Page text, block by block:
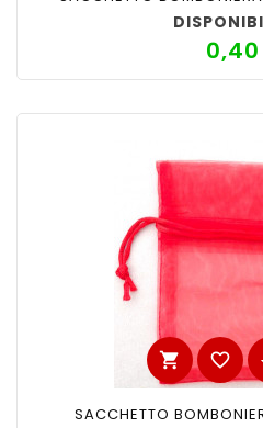
shopping_cart favorite_border
SACCHETTO